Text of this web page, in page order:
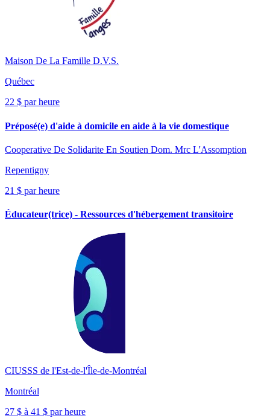
Maison De La Famille D.V.S.
Québec
22 $ par heure
Préposé(e) d'aide à domicile en aide à la vie domestique
Cooperative De Solidarite En Soutien Dom. Mrc L'Assomption
Repentigny
21 $ par heure
Éducateur(trice) - Ressources d'hébergement transitoire
CIUSSS de l'Est-de-l'Île-de-Montréal
Montréal
27 $ à 41 $ par heure